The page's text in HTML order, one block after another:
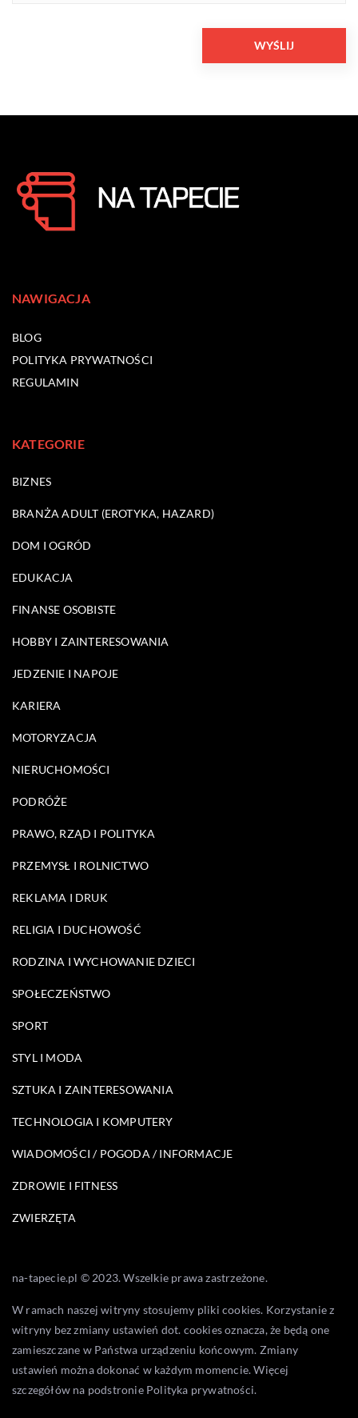
NAWIGACJA
BLOG
POLITYKA PRYWATNOŚCI
REGULAMIN
KATEGORIE
BIZNES
BRANŻA ADULT (EROTYKA, HAZARD)
DOM I OGRÓD
EDUKACJA
FINANSE OSOBISTE
HOBBY I ZAINTERESOWANIA
JEDZENIE I NAPOJE
KARIERA
MOTORYZACJA
NIERUCHOMOŚCI
PODRÓŻE
PRAWO, RZĄD I POLITYKA
PRZEMYSŁ I ROLNICTWO
REKLAMA I DRUK
RELIGIA I DUCHOWOŚĆ
RODZINA I WYCHOWANIE DZIECI
SPOŁECZEŃSTWO
SPORT
STYL I MODA
SZTUKA I ZAINTERESOWANIA
TECHNOLOGIA I KOMPUTERY
WIADOMOŚCI / POGODA / INFORMACJE
ZDROWIE I FITNESS
ZWIERZĘTA
na-tapecie.pl © 2023. Wszelkie prawa zastrzeżone.
W ramach naszej witryny stosujemy pliki cookies. Korzystanie z
witryny bez zmiany ustawień dot. cookies oznacza, że będą one
zamieszczane w Państwa urządzeniu końcowym. Zmiany
ustawień można dokonać w każdym momencie. Więcej
szczegółów na podstronie Polityka prywatności.